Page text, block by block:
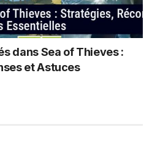
dans Sea of Thieves :
et Astuces